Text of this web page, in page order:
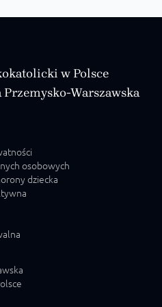
w Polsce
Warszawska
osobowych
dziecka